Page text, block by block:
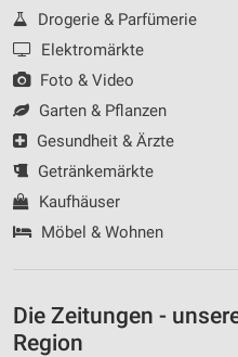
Drogerie & Parfümerie
Elektromärkte
Foto & Video
Garten & Pflanzen
Gesundheit & Ärzte
Getränkemärkte
Kaufhäuser
Möbel & Wohnen
Die Zeitungen -
Region